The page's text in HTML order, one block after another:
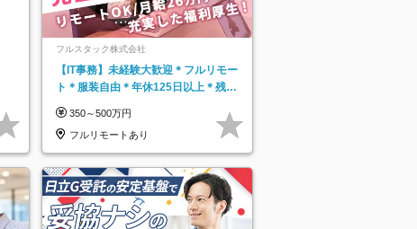
フルスタック株式会社
【IT事務】未経験大歓迎＊フルリモー
ト＊服装自由＊年休125日以上＊残業
350～500万円
フルリモートあり